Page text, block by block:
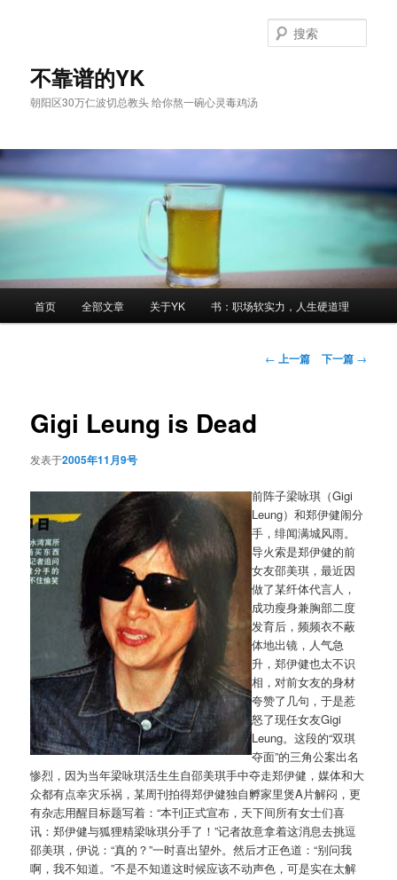
不靠谱的YK
朝阳区30万仁波切总教头 给你熬一碗心灵毒鸡汤
索
首页 全部文章 关于YK 书：职场软实力，人生硬道理
文← 上一篇 下一篇 →
Gigi Leung is Dead
发表于2005年11月9号
前阵子梁咏琪（Gigi
Leung）和郑伊健闹分
手，绯闻满城风雨。
导火索是郑伊健的前
女友邵美琪，最近因
做了某纤体代言人，
成功瘦身兼胸部二度
发育后，频频衣不蔽
体地出镜，人气急
升，郑伊健也太不识
相，对前女友的身材
夸赞了几句，于是惹
怒了现任女友Gigi
Leung。这段的“双琪
夺面”的三角公案出名
惨烈，因为当年梁咏琪活生生自邵美琪手中夺走郑伊健，媒体和大
众都有点幸灾乐祸，某周刊拍得郑伊健独自孵家里煲A片解闷，更
有杂志用醒目标题写着：“本刊正式宣布，天下间所有女士们喜
讯：郑伊健与狐狸精梁咏琪分手了！”记者故意拿着这消息去挑逗
邵美琪，伊说：“真的？”一时喜出望外。然后才正色道：“别问我
啊，我不知道。”不是不知道这时候应该不动声色，可是实在太解